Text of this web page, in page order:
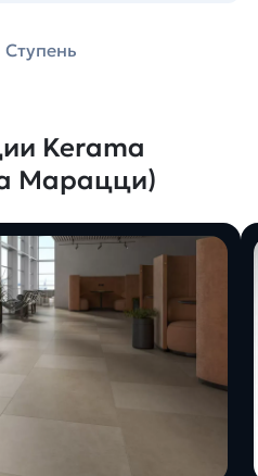
Ступень
Kerama
Марацци)